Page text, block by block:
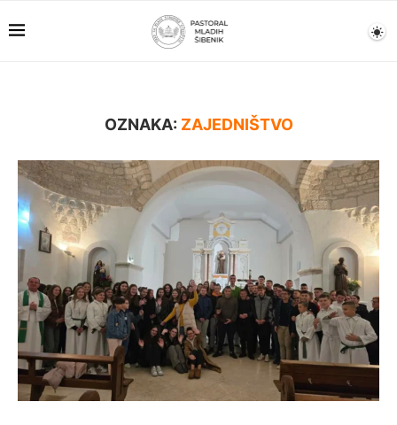
OZNAKA: ZAJEDNIŠTVO